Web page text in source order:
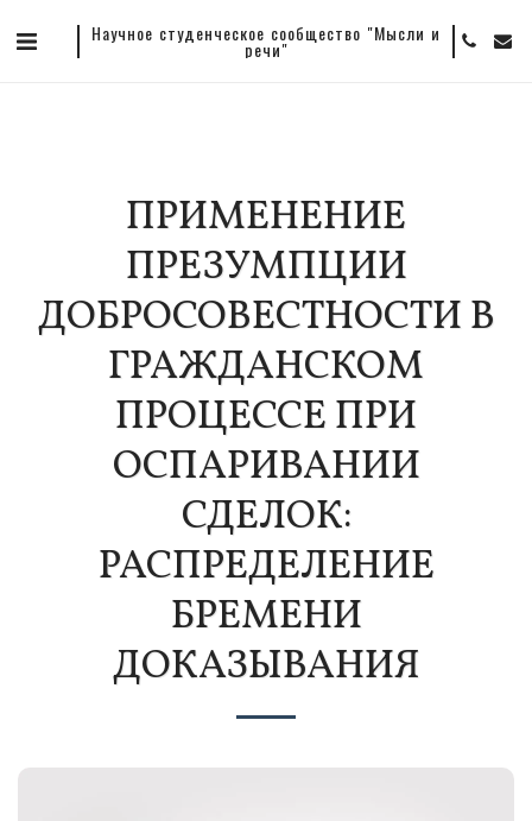
Научное студенческое сообщество "Мысли и
речи"
ПРИМЕНЕНИЕ
ПРЕЗУМПЦИИ
ДОБРОСОВЕСТНОСТИ В
ГРАЖДАНСКОМ
ПРОЦЕССЕ ПРИ
ОСПАРИВАНИИ
СДЕЛОК:
РАСПРЕДЕЛЕНИЕ
БРЕМЕНИ
ДОКАЗЫВАНИЯ